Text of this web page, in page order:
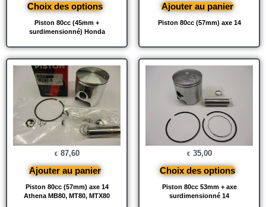
Piston 80cc (45mm +
surdimensionné) Honda
Choix des options
Piston 80cc (57mm) axe 14
Ajouter au panier
Piston 80cc (57mm) axe 14
Athena MB80, MT80, MTX80
€ 87,60
Ajouter au panier
Piston 80cc 53mm + axe
surdimensionné 14
€ 35,00
Choix des options